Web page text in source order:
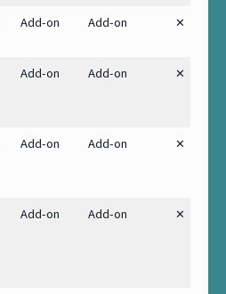
Add-on Add-on ✕
Add-on Add-on ✕
Add-on Add-on ✕
Add-on Add-on ✕